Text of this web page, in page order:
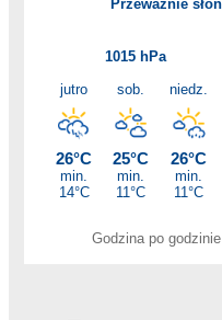
Godzina po godzinie